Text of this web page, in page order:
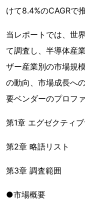
けて8.4%のCAGRで
当レポートでは、世
て調査し、半導体産
ザー産業別の市場規
の動向、市場成長へ
要ベンダーのプロフ
第1章 エグゼクティ
第2章 略語リスト
第3章 調査範囲
●市場概要